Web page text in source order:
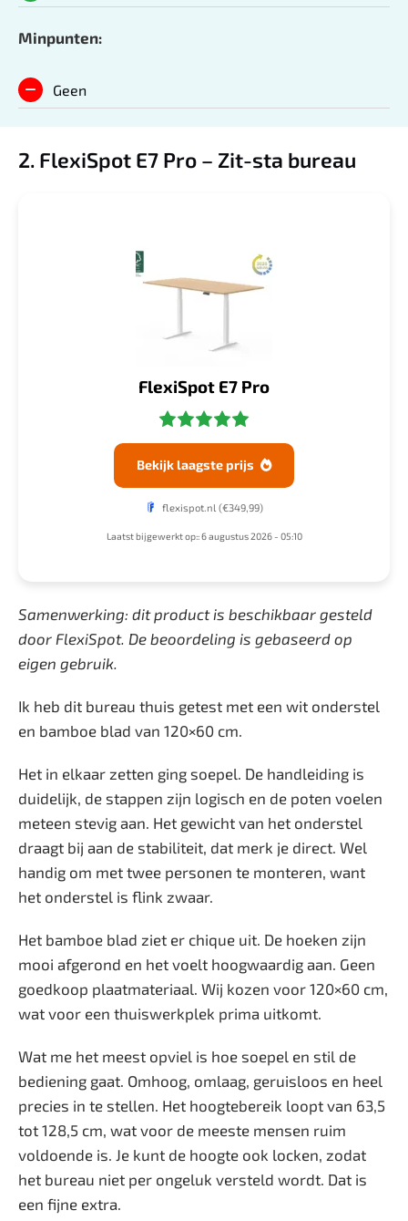
Minpunten:
Geen
2. FlexiSpot E7 Pro – Zit-sta bureau
FlexiSpot E7 Pro
Bekijk laagste prijs 
flexispot.nl (€349,99)
Laatst bijgewerkt op:: 6 augustus 2026 - 05:10
Samenwerking: dit product is beschikbaar gesteld
door FlexiSpot. De beoordeling is gebaseerd op
eigen gebruik.
Ik heb dit bureau thuis getest met een wit onderstel
en bamboe blad van 120×60 cm.
Het in elkaar zetten ging soepel. De handleiding is
duidelijk, de stappen zijn logisch en de poten voelen
meteen stevig aan. Het gewicht van het onderstel
draagt bij aan de stabiliteit, dat merk je direct. Wel
handig om met twee personen te monteren, want
het onderstel is flink zwaar.
Het bamboe blad ziet er chique uit. De hoeken zijn
mooi afgerond en het voelt hoogwaardig aan. Geen
goedkoop plaatmateriaal. Wij kozen voor 120×60 cm,
wat voor een thuiswerkplek prima uitkomt.
Wat me het meest opviel is hoe soepel en stil de
bediening gaat. Omhoog, omlaag, geruisloos en heel
precies in te stellen. Het hoogtebereik loopt van 63,5
tot 128,5 cm, wat voor de meeste mensen ruim
voldoende is. Je kunt de hoogte ook locken, zodat
het bureau niet per ongeluk versteld wordt. Dat is
een fijne extra.